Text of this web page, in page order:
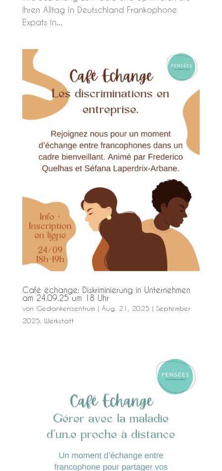
Ihren Alltag in Deutschland Frankophone
Expats in...
Café échange: Diskriminierung in Unternehmen
am 24.09.25 um 18 Uhr
von Gedankenzentrum | Aug. 21, 2025 | September
2025, Werkstatt